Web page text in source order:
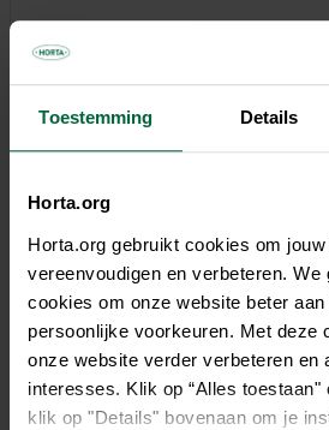
Toestemming Details
Horta.org
Horta.org gebruikt cookies om
vereenvoudigen en verbeteren. We
cookies om onze website beter
persoonlijke voorkeuren. Met deze
onze website verder verbeteren en
interesses. Klik op “Alles toestaan"
klik op "Details" bovenaan om je
avec un nuyau en fibre de verre (5x
bois). Dimensions Lame: 32x16cm.
manche: 95cm. Finissage lame: polie
Pour bêcher la terre, planter,
généraux,…
Lame extra trempée